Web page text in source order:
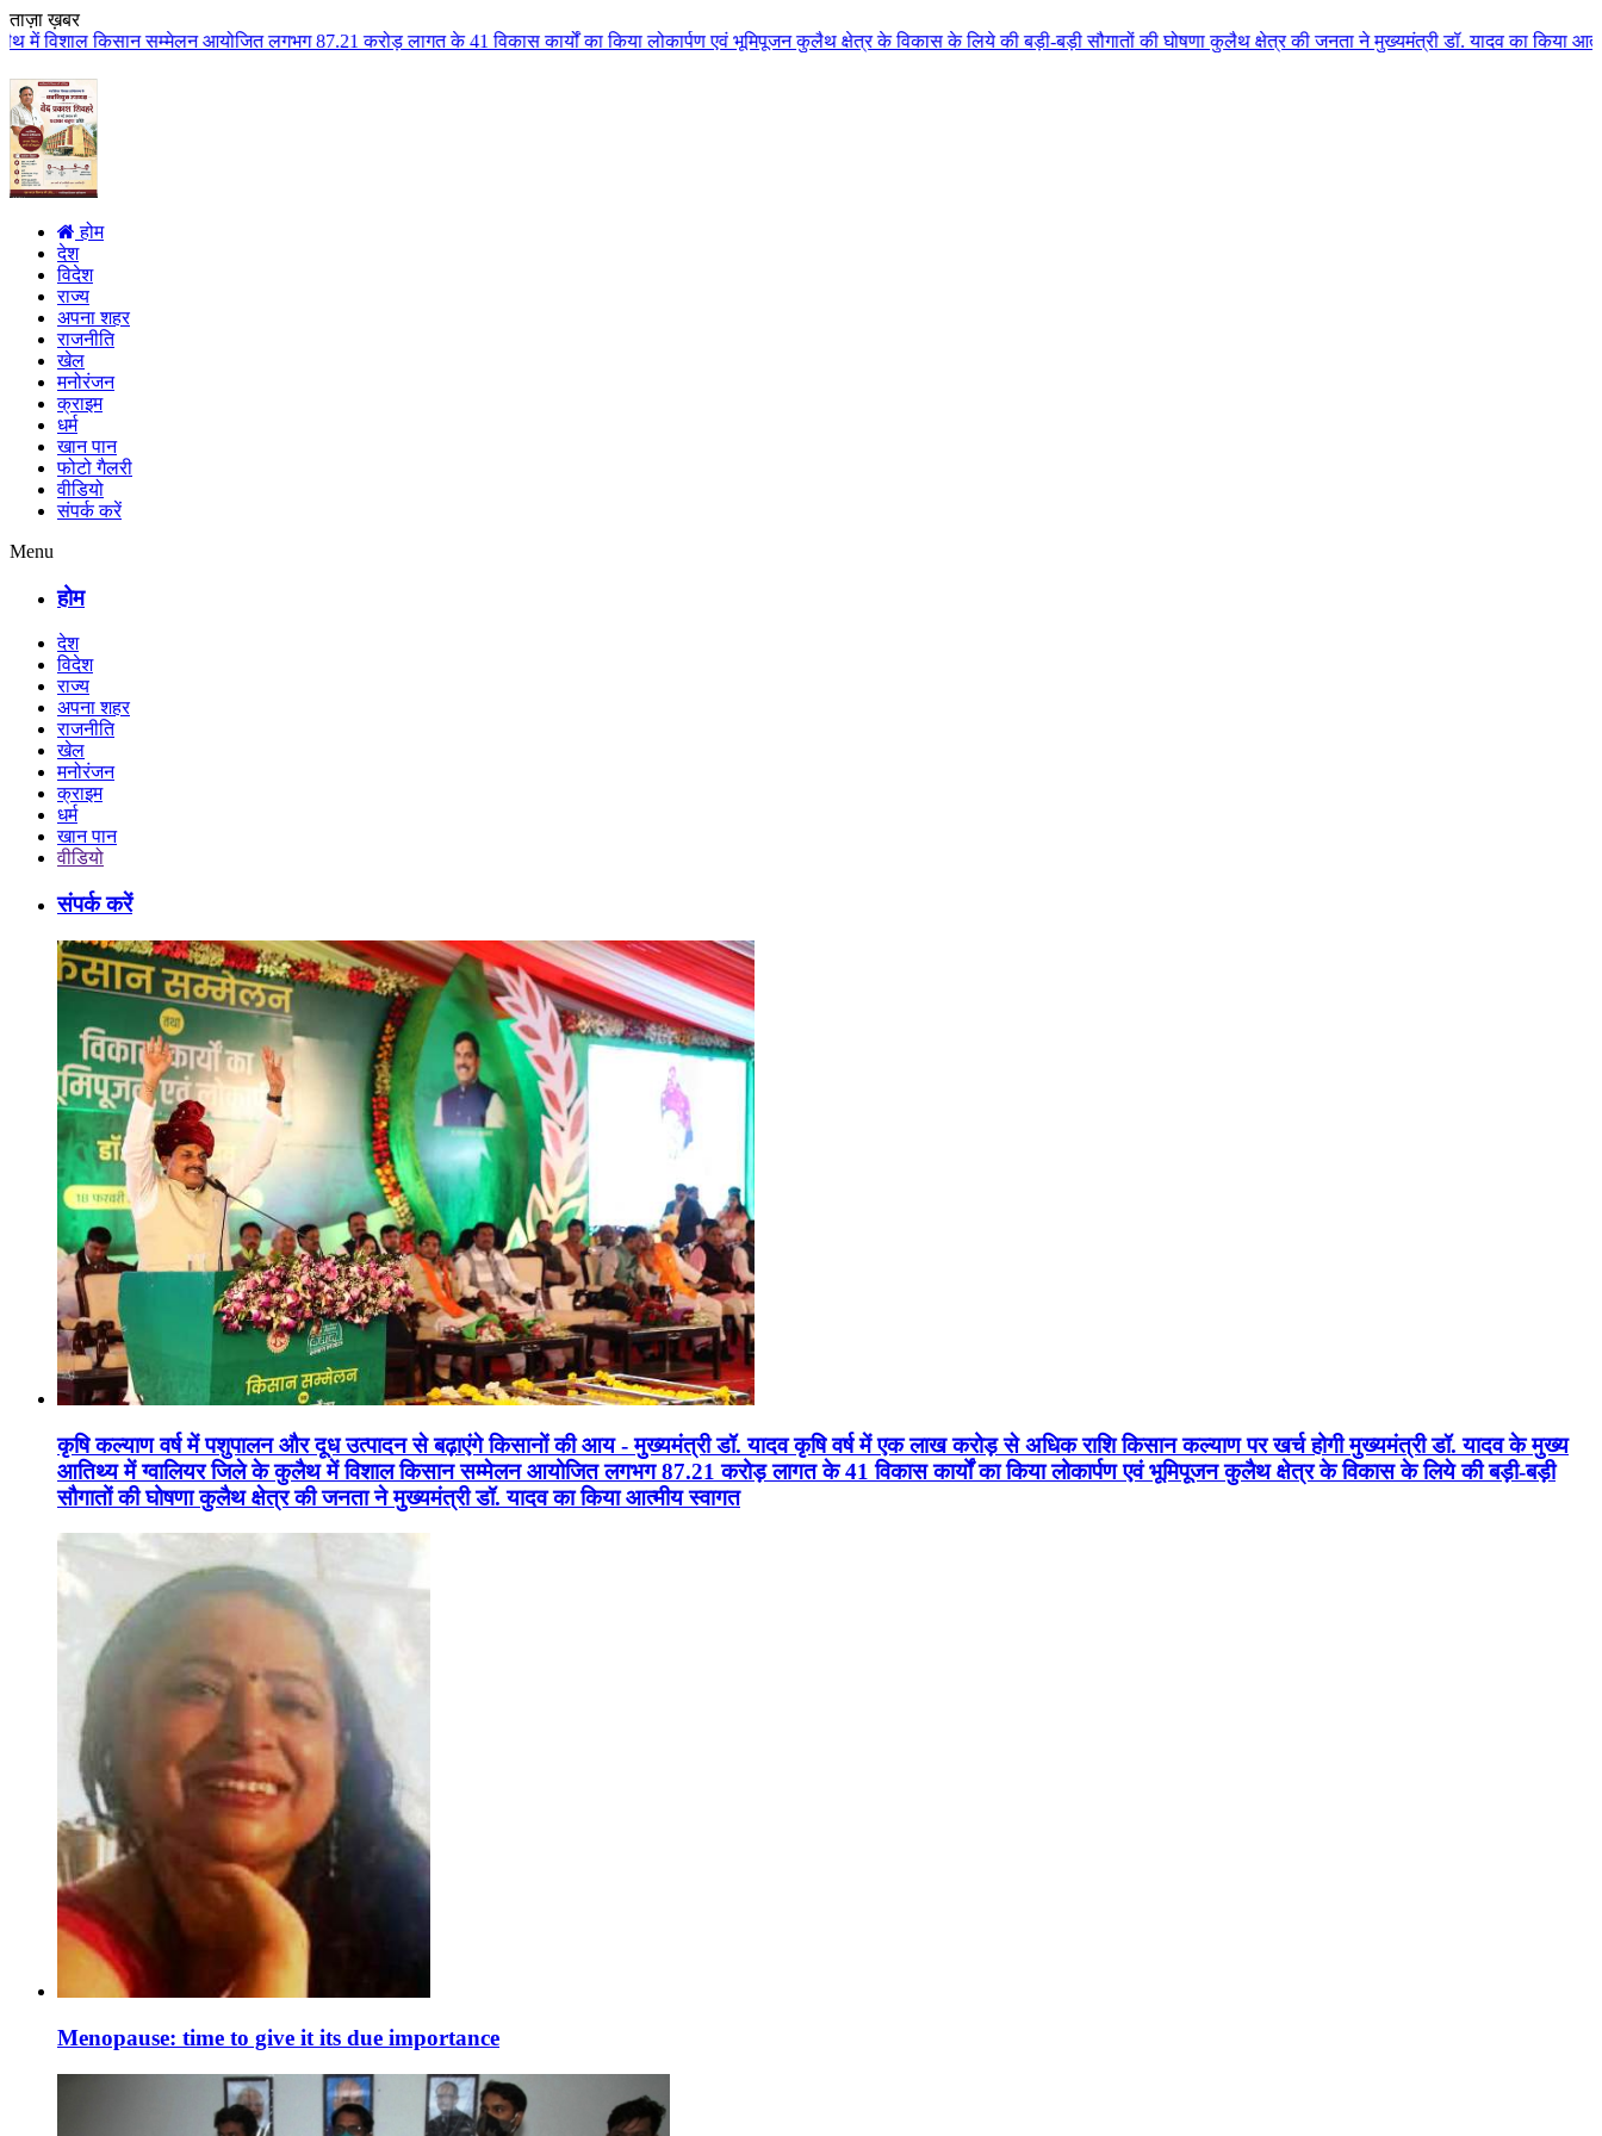
ताज़ा ख़बर
आयोजित लगभग 87.21 करोड़ लागत के 41 विकास कार्यों का किया लोकार्पण एवं भूमिपूजन कुलैथ क्षेत्र के विकास के लिये की बड़ी-बड़ी सौगातों की घोषणा कुलैथ क्षेत्र की जनता ने मुख्यमंत्री डॉ. यादव का किया आत्मीय स्वागत|
होम
देश
विदेश
राज्य
अपना शहर
राजनीति
खेल
मनोरंजन
क्राइम
धर्म
खान पान
फोटो गैलरी
वीडियो
संपर्क करें
Menu
होम
देश
विदेश
राज्य
अपना शहर
राजनीति
खेल
मनोरंजन
क्राइम
धर्म
खान पान
वीडियो
संपर्क करें
कृषि कल्याण वर्ष में पशुपालन और दूध उत्पादन से बढ़ाएंगे किसानों की आय - मुख्यमंत्री डॉ. यादव कृषि वर्ष में एक लाख करोड़ से अधिक राशि किसान कल्याण पर खर्च होगी मुख्यमंत्री डॉ. यादव के मुख्य
आतिथ्य में ग्वालियर जिले के कुलैथ में विशाल किसान सम्मेलन आयोजित लगभग 87.21 करोड़ लागत के 41 विकास कार्यों का किया लोकार्पण एवं भूमिपूजन कुलैथ क्षेत्र के विकास के लिये की बड़ी-बड़ी
सौगातों की घोषणा कुलैथ क्षेत्र की जनता ने मुख्यमंत्री डॉ. यादव का किया आत्मीय स्वागत
Menopause: time to give it its due importance